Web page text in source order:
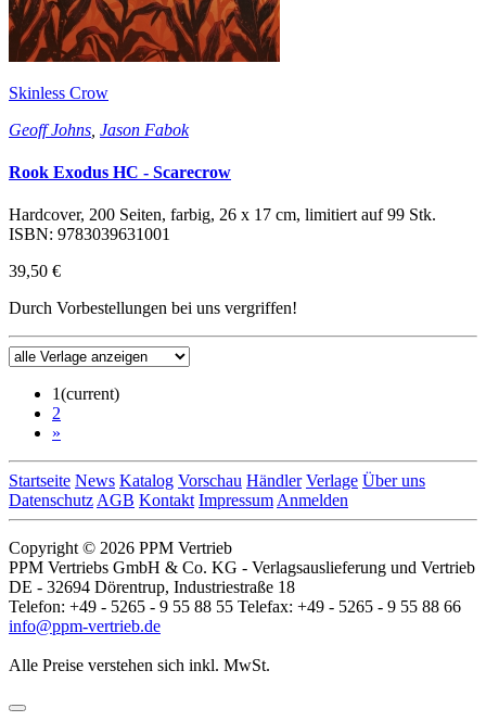
Skinless Crow
Geoff Johns Jason Fabok
Rook Exodus HC - Scarecrow
Hardcover, 200 Seiten, farbig, 26 x 17 cm, limitiert auf 99 Stk.
ISBN: 9783039631001
39,50 €
Durch Vorbestellungen bei uns vergriffen!
1(current)
2
»
Startseite News Katalog Vorschau Händler Verlage Über uns
Datenschutz AGB Kontakt Impressum Anmelden
Copyright © 2026 PPM Vertrieb
PPM Vertriebs GmbH & Co. KG - Verlagsauslieferung und Vertrieb
DE - 32694 Dörentrup, Industriestraße 18
Telefon: +49 - 5265 - 9 55 88 55 Telefax: +49 - 5265 - 9 55 88 66
info@ppm-vertrieb.de
Alle Preise verstehen sich inkl. MwSt.